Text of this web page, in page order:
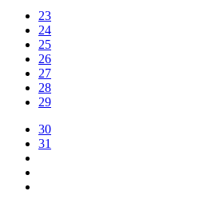
23
24
25
26
27
28
29
30
31